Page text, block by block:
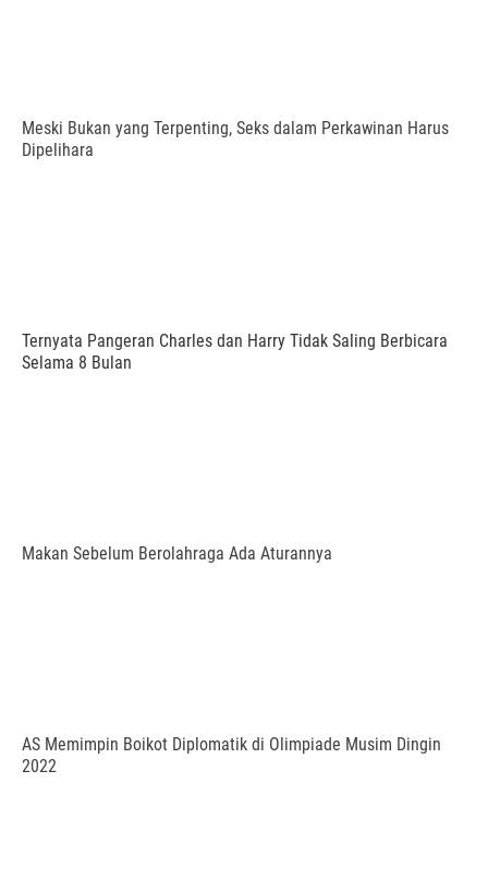
Meski Bukan yang Terpenting, Seks dalam Perkawinan Harus
Dipelihara
Ternyata Pangeran Charles dan Harry Tidak Saling Berbicara
Selama 8 Bulan
Makan Sebelum Berolahraga Ada Aturannya
AS Memimpin Boikot Diplomatik di Olimpiade Musim Dingin
2022